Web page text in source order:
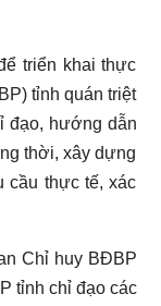
triển khai thực
tỉnh quán triệt
đạo, hướng dẫn
thời, xây dựng
cầu thực tế, xác
Chỉ huy BĐBP
tỉnh chỉ đạo các